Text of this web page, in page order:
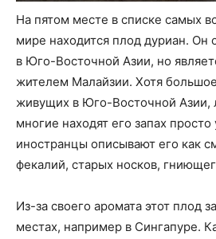
На пятом месте в списке самых
мире находится плод дуриан. Он
в Юго-Восточной Азии, но
жителем Малайзии. Хотя
живущих в Юго-Восточной Азии,
многие находят его запах
иностранцы описывают его как
фекалий, старых носков,
Из-за своего аромата этот плод
местах, например в Сингапуре.